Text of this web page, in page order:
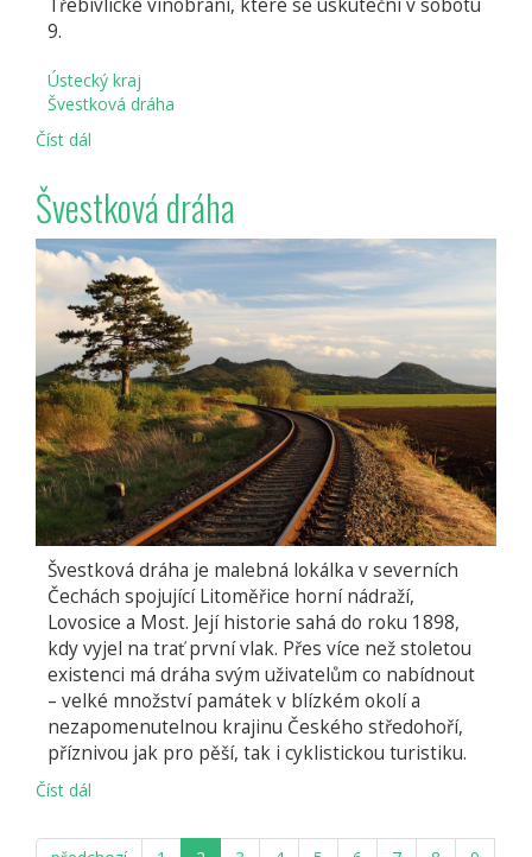
Třebívlické vinobraní, které se uskuteční v sobotu
9.
Ústecký kraj
Švestková dráha
Číst dál
dráhy
a
Třebívlické
vinobraní
Švestková dráha
Švestková dráha je malebná lokálka v severních
Čechách spojující Litoměřice horní nádraží,
Lovosice a Most. Její historie sahá do roku 1898,
kdy vyjel na trať první vlak. Přes více než stoletou
existenci má dráha svým uživatelům co nabídnout
– velké množství památek v blízkém okolí a
nezapomenutelnou krajinu Českého středohoří,
příznivou jak pro pěší, tak i cyklistickou turistiku.
Číst dál